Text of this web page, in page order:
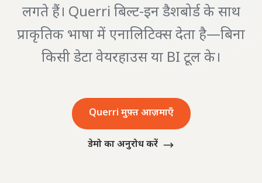
लगते हैं। Querri बिल्ट-इन डैशबोर्ड के साथ
प्राकृतिक भाषा में एनालिटिक्स देता है—बिना
किसी डेटा वेयरहाउस या BI टूल के।
Querri मुफ़्त आज़माएँ
डेमो का अनुरोध करें